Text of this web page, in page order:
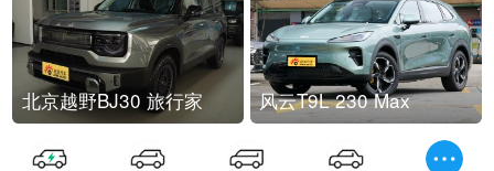
北京越野BJ30 旅行家 风云T9L 230 Max